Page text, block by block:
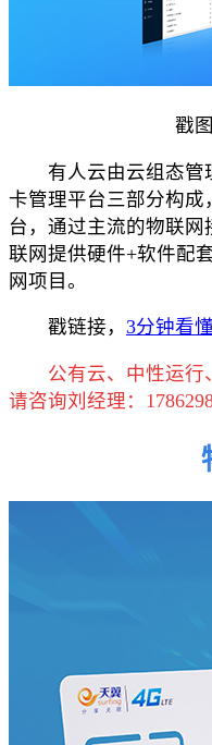
戳
有人云由云组态管
卡管理平台三部分构成
台，通过主流的物联
联网提供硬件+软件配
网项目。
戳链接， 3分钟看
公有云、中性运行
请咨询刘经理：